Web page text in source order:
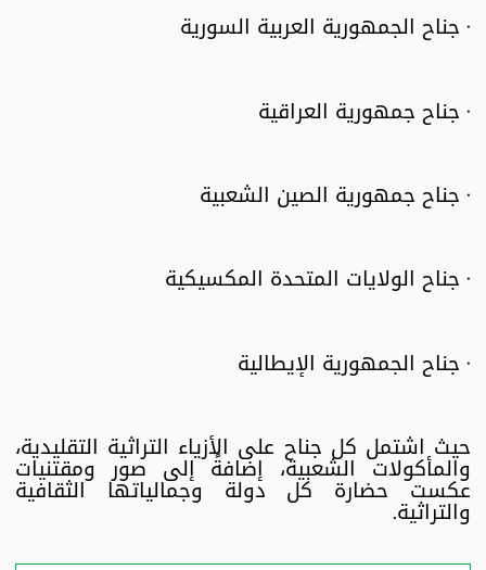
· جناح الجمهورية العربية السورية
· جناح جمهورية العراقية
· جناح جمهورية الصين الشعبية
· جناح الولايات المتحدة المكسيكية
· جناح الجمهورية الإيطالية
حيث اشتمل كل جناح على الأزياء التراثية التقليدية،
والمأكولات الشعبية، إضافةً إلى صور ومقتنيات
عكست حضارة كل دولة وجمالياتها الثقافية
والتراثية.